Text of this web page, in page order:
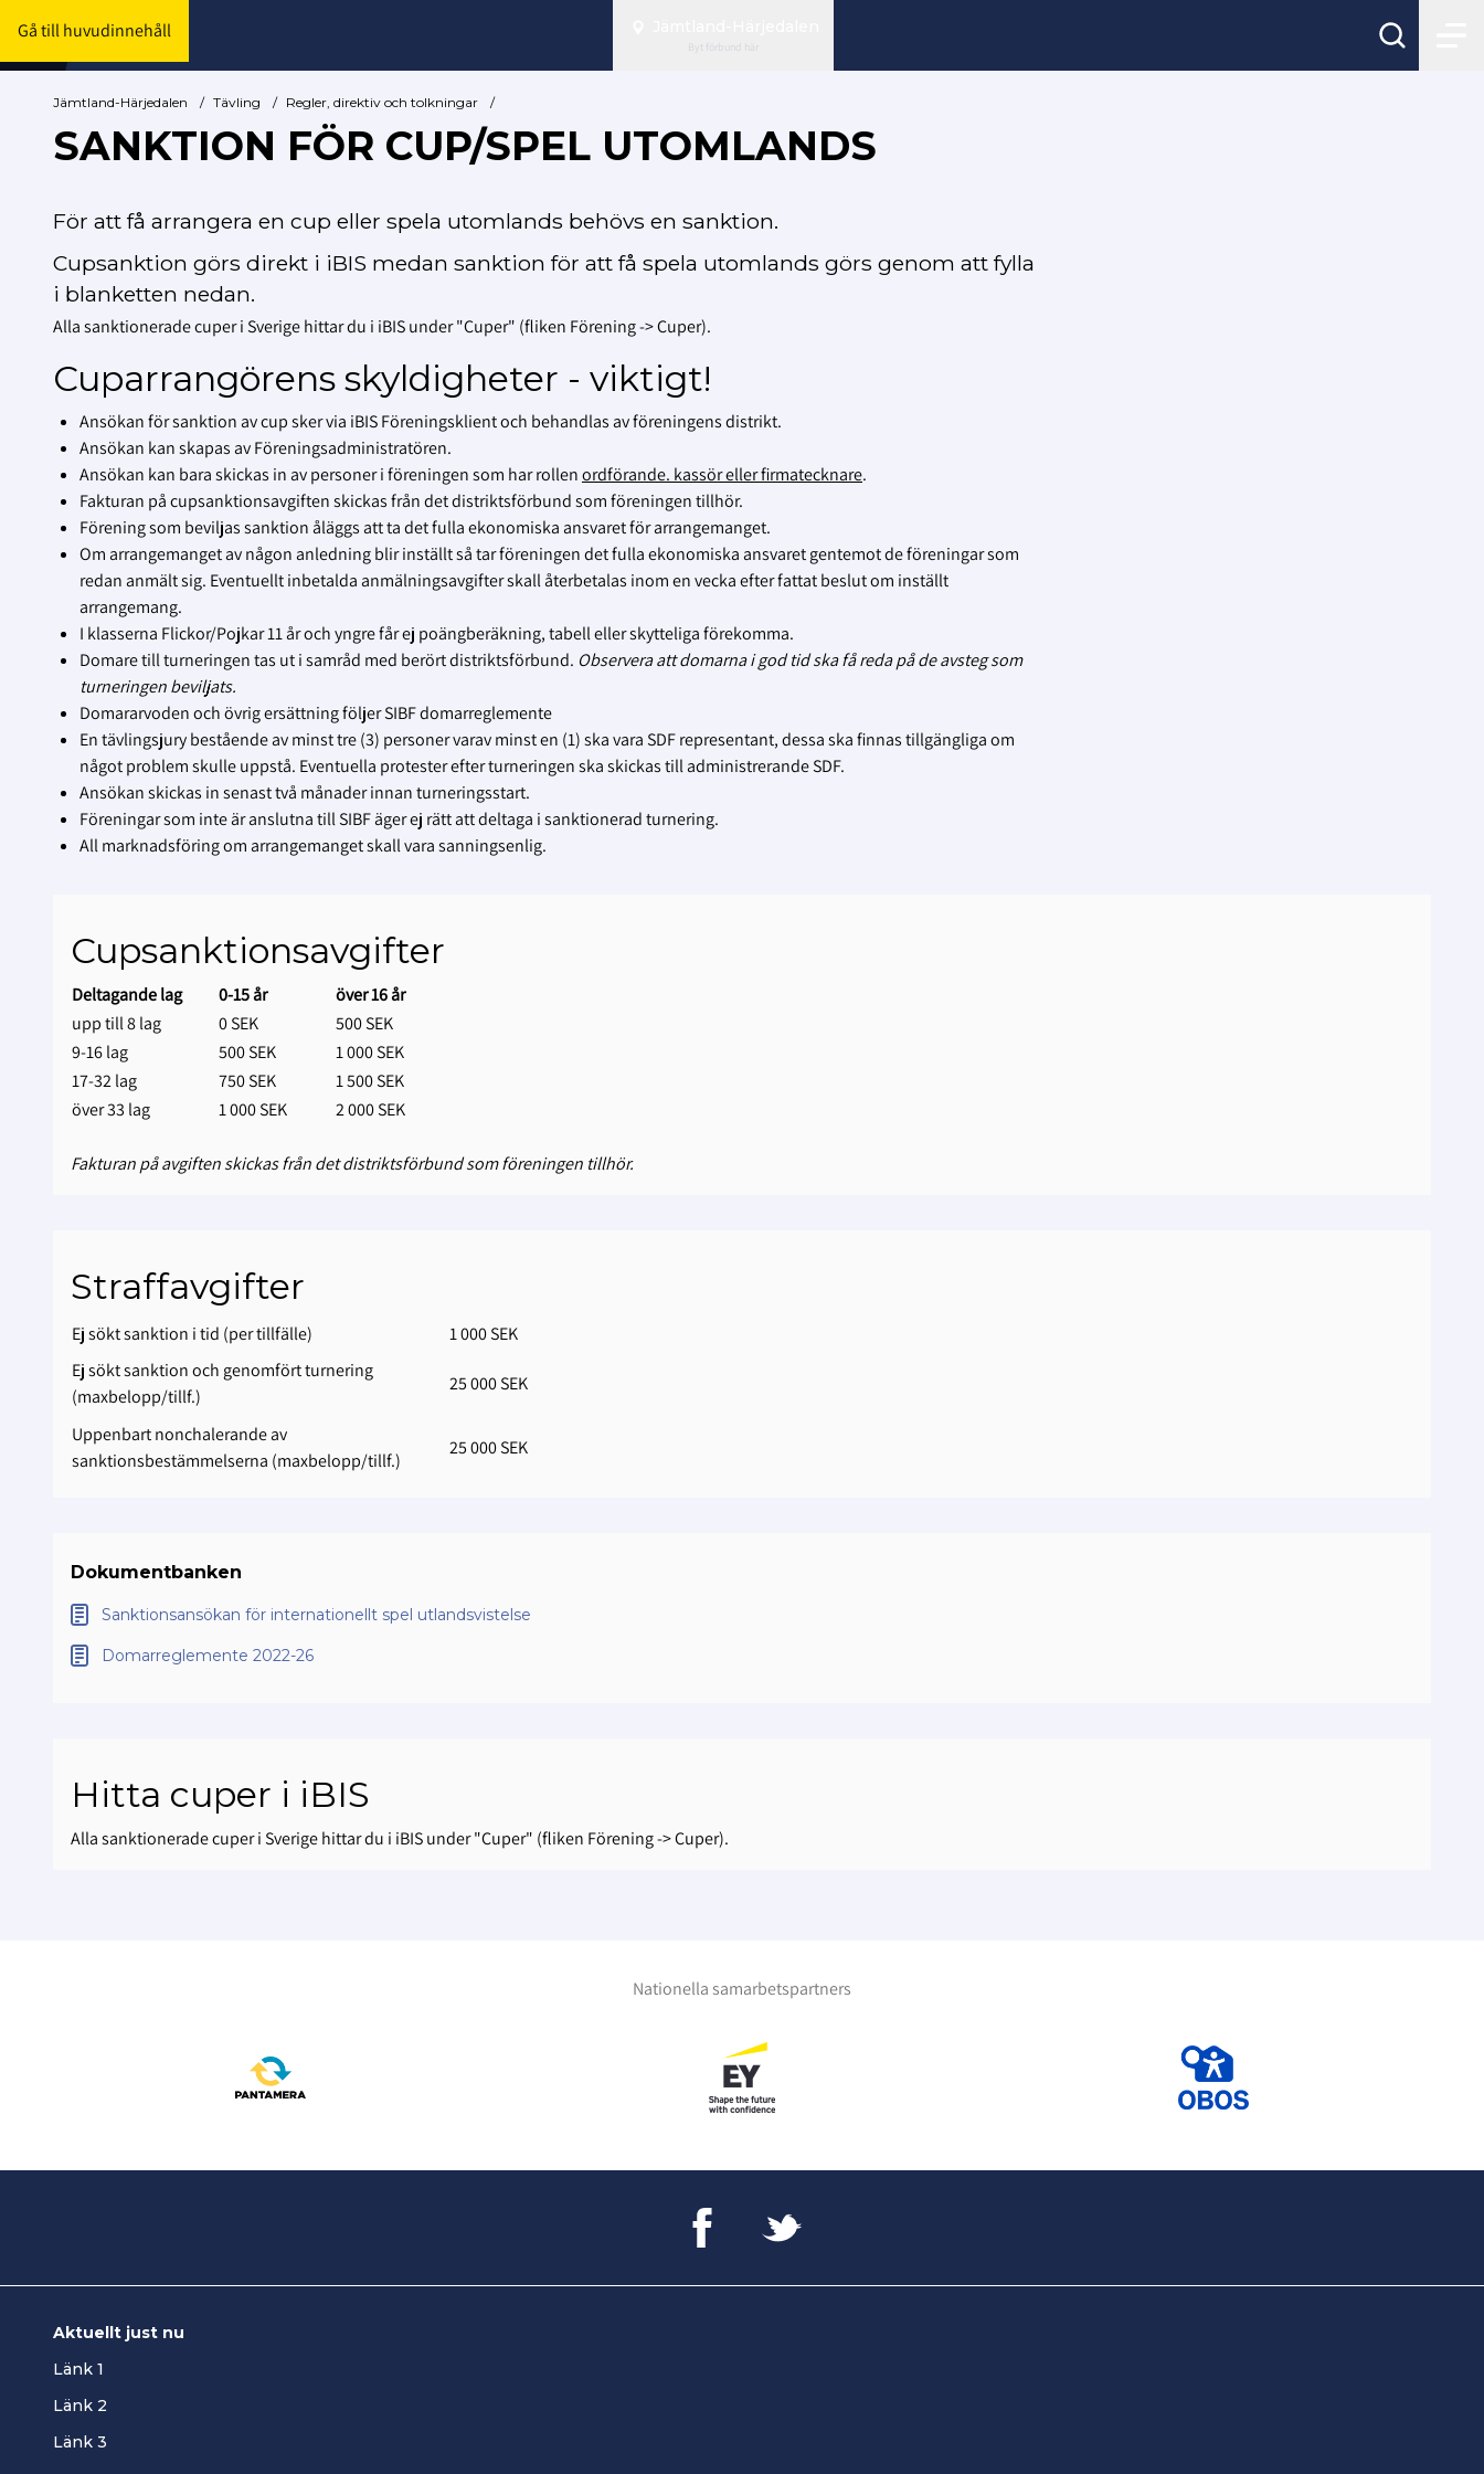
Gå till huvudinnehåll
Byt förbund här
Jämtland-Härjedalen / Tävling / Regler, direktiv och tolkningar /
SANKTION FÖR CUP/SPEL UTOMLANDS
För att få arrangera en cup eller spela utomlands behövs en sanktion.
Cupsanktion görs direkt i iBIS medan sanktion för att få spela utomlands görs genom att fylla
i blanketten nedan.
Alla sanktionerade cuper i Sverige hittar du i iBIS under "Cuper" (fliken Förening -> Cuper).
Cuparrangörens skyldigheter - viktigt!
Ansökan för sanktion av cup sker via iBIS Föreningsklient och behandlas av föreningens distrikt.
Ansökan kan skapas av Föreningsadministratören.
Ansökan kan bara skickas in av personer i föreningen som har rollenordförande. kassör eller firmatecknare.
Fakturan på cupsanktionsavgiften skickas från det distriktsförbund som föreningen tillhör.
Förening som beviljas sanktion åläggs att ta det fulla ekonomiska ansvaret för arrangemanget.
Om arrangemanget av någon anledning blir inställt så tar föreningen det fulla ekonomiska ansvaret gentemot de föreningar som
redan anmält sig. Eventuellt inbetalda anmälningsavgifter skall återbetalas inom en vecka efter fattat beslut om inställt
arrangemang.
I klasserna Flickor/Pojkar 11 år och yngre får ej poängberäkning, tabell eller skytteliga förekomma.
Domare till turneringen tas ut i samråd med berört distriktsförbund. Observera att domarna i god tid ska få reda på de avsteg som
turneringen beviljats.
Domararvoden och övrig ersättning följer SIBF domarreglemente
En tävlingsjury bestående av minst tre (3) personer varav minst en (1) ska vara SDF representant, dessa ska finnas tillgängliga om
något problem skulle uppstå. Eventuella protester efter turneringen ska skickas till administrerande SDF.
Ansökan skickas in senast två månader innan turneringsstart.
Föreningar som inte är anslutna till SIBF äger ej rätt att deltaga i sanktionerad turnering.
All marknadsföring om arrangemanget skall vara sanningsenlig.
Cupsanktionsavgifter
Deltagande lag 0-15 år
över 16 år
upp till 8 lag
0 SEK
500 SEK
9-16 lag
500 SEK
1 000 SEK
17-32 lag
750 SEK
1 500 SEK
över 33 lag
1 000 SEK 2 000 SEK
Fakturan på avgiften skickas från det distriktsförbund som föreningen tillhör.
Straffavgifter
Ej sökt sanktion i tid (per tillfälle)
1 000 SEK
Ej sökt sanktion och genomfört turnering
(maxbelopp/tillf.)
25 000 SEK
Uppenbart nonchalerande av
sanktionsbestämmelserna (maxbelopp/tillf.)
25 000 SEK
Dokumentbanken
Sanktionsansökan för internationellt spel utlandsvistelse
Domarreglemente 2022-26
Hitta cuper i iBIS
Alla sanktionerade cuper i Sverige hittar du i iBIS under "Cuper" (fliken Förening -> Cuper).
Nationella samarbetspartners
Aktuellt just nu
Länk 1
Länk 2
Länk 3